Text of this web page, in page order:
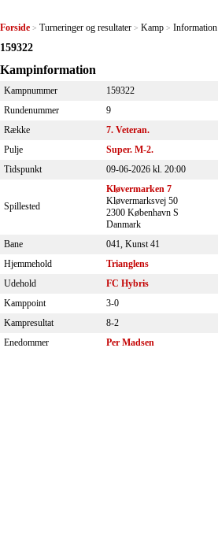
Forside > Turneringer og resultater > Kamp > Information
159322
Kampinformation
Kampnummer
159322
Rundenummer
9
Række
7. Veteran.
Pulje
Super. M-2.
Tidspunkt
09-06-2026 kl. 20:00
Spillested
Kløvermarken 7
Kløvermarksvej 50
2300 København S
Danmark
Bane
041, Kunst 41
Hjemmehold
Trianglens
Udehold
FC Hybris
Kamppoint
3-0
Kampresultat
8-2
Enedommer
Per Madsen